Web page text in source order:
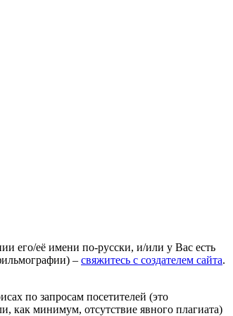
его/её имени по-русски, и/или у Вас есть
– свяжитесь с создателем сайта.
по запросам посетителей (это
как минимум, отсутствие явного плагиата)